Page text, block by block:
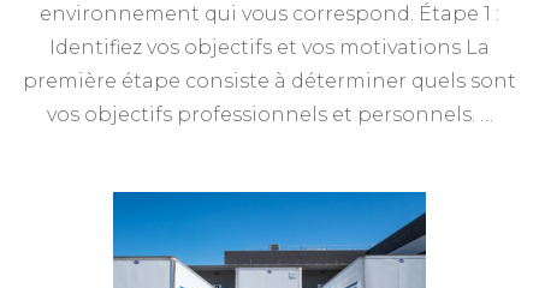
environnement qui vous correspond. Étape 1 :
Identifiez vos objectifs et vos motivations La
première étape consiste à déterminer quels sont
vos objectifs professionnels et personnels. …